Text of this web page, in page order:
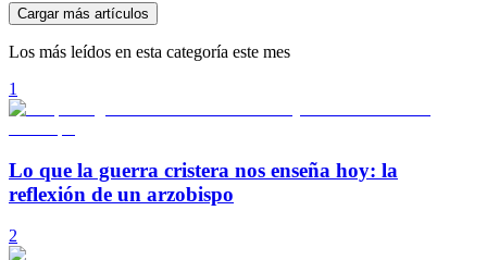
Cargar más artículos
Los más leídos en esta categoría este mes
1
Lo que la guerra cristera nos enseña hoy: la
reflexión de un arzobispo
2